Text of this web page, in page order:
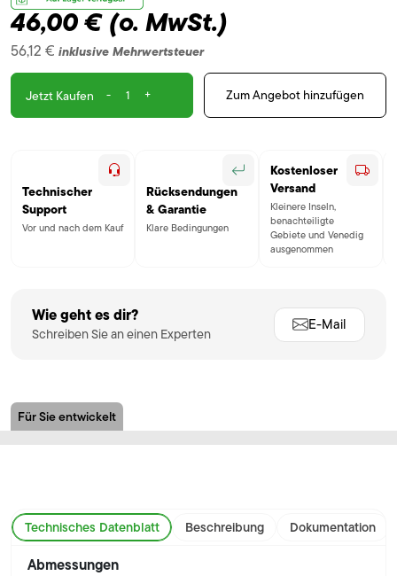
46,00 €(o. MwSt.)
56,12 € inklusive Mehrwertsteuer
Jetzt Kaufen - + Zum Angebot hinzufügen
Technischer
Support
Vor und nach dem Kauf
Rücksendungen
& Garantie
Klare Bedingungen
Kostenloser
Versand
Kleinere Inseln,
benachteiligte
Gebiete und Venedig
ausgenommen
Wie geht es dir?
Schreiben Sie an einen Experten
E-Mail
Für Sie entwickelt
Technisches Datenblatt Beschreibung Dokumentation
Abmessungen